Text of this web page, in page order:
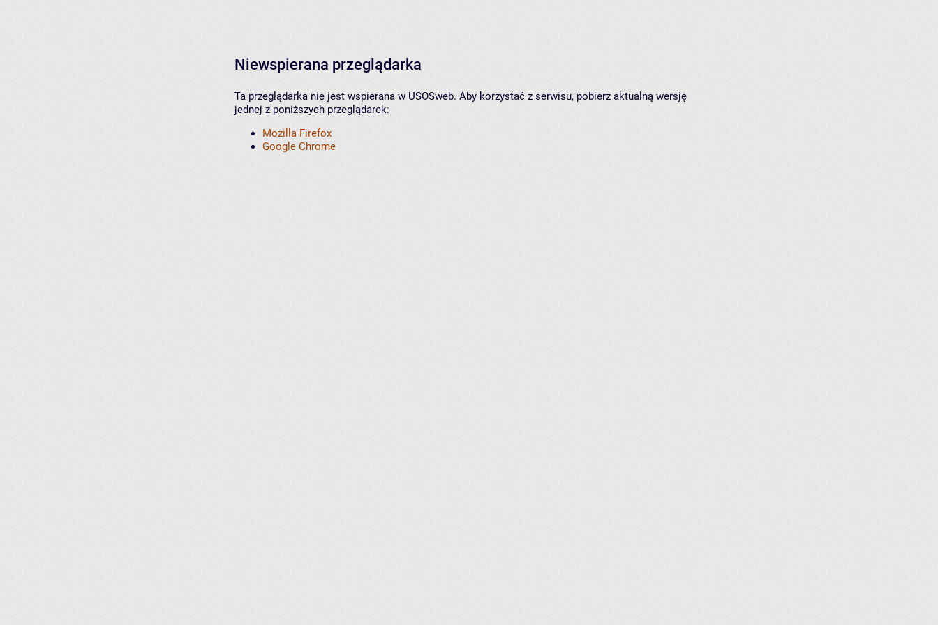
Niewspierana przeglądarka
Ta przeglądarka nie jest wspierana w USOSweb. Aby korzystać z serwisu, pobierz aktualną wersję
jednej z poniższych przeglądarek:
Mozilla Firefox
Google Chrome